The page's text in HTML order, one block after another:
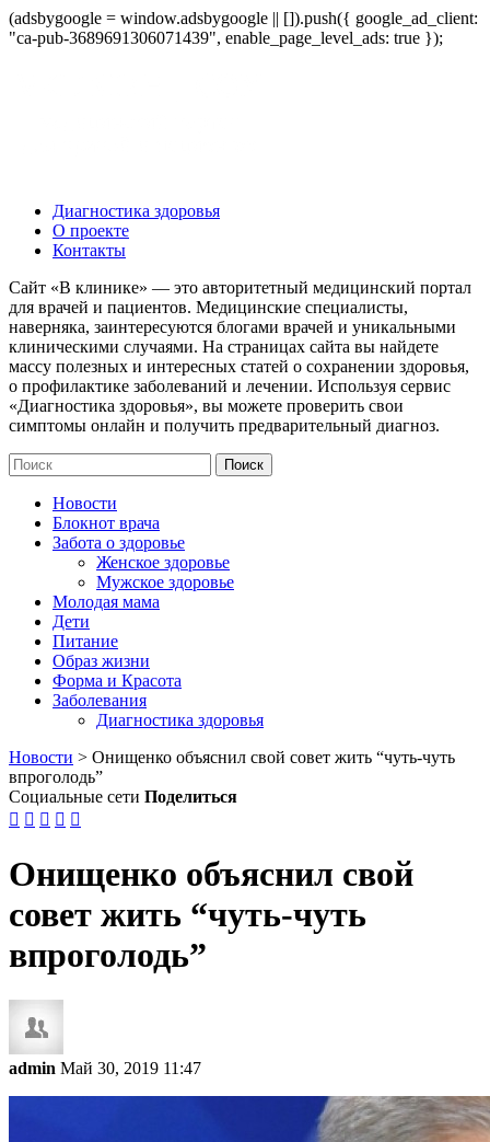
(adsbygoogle = window.adsbygoogle || []).push({ google_ad_client:
"ca-pub-3689691306071439", enable_page_level_ads: true });
Диагностика здоровья
О проекте
Контакты
Сайт «В клинике» — это авторитетный медицинский портал
для врачей и пациентов. Медицинские специалисты,
наверняка, заинтересуются блогами врачей и уникальными
клиническими случаями. На страницах сайта вы найдете
массу полезных и интересных статей о сохранении здоровья,
о профилактике заболеваний и лечении. Используя сервис
«Диагностика здоровья», вы можете проверить свои
симптомы онлайн и получить предварительный диагноз.
Новости
Блокнот врача
Забота о здоровье
Женское здоровье
Мужское здоровье
Молодая мама
Дети
Питание
Образ жизни
Форма и Красота
Заболевания
Диагностика здоровья
Новости > Онищенко объяснил свой совет жить “чуть-чуть
впроголодь”
Социальные сети Поделиться
    
Онищенко объяснил свой
совет жить “чуть-чуть
впроголодь”
admin Май 30, 2019 11:47